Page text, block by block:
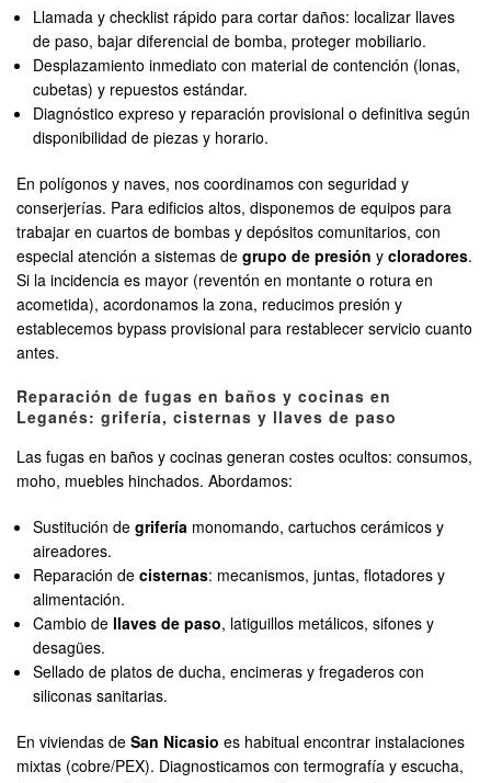
Llamada y checklist rápido para cortar daños: localizar llaves
de paso, bajar diferencial de bomba, proteger mobiliario.
Desplazamiento inmediato con material de contención (lonas,
cubetas) y repuestos estándar.
Diagnóstico expreso y reparación provisional o definitiva según
disponibilidad de piezas y horario.
En polígonos y naves, nos coordinamos con seguridad y
conserjerías. Para edificios altos, disponemos de equipos para
trabajar en cuartos de bombas y depósitos comunitarios, con
especial atención a sistemas de grupo de presión y cloradores.
Si la incidencia es mayor (reventón en montante o rotura en
acometida), acordonamos la zona, reducimos presión y
establecemos bypass provisional para restablecer servicio cuanto
antes.
Reparación de fugas en baños y cocinas en
Leganés: grifería, cisternas y llaves de paso
Las fugas en baños y cocinas generan costes ocultos: consumos,
moho, muebles hinchados. Abordamos:
Sustitución degrifería monomando, cartuchos cerámicos y
aireadores.
Reparación decisternas: mecanismos, juntas, flotadores y
alimentación.
Cambio de llaves de paso, latiguillos metálicos, sifones y
desagües.
Sellado de platos de ducha, encimeras y fregaderos con
siliconas sanitarias.
En viviendas de San Nicasio es habitual encontrar instalaciones
mixtas (cobre/PEX). Diagnosticamos con termografía y escucha,